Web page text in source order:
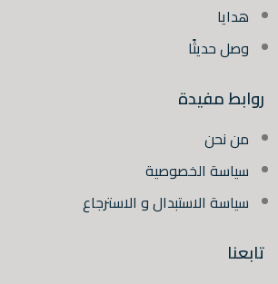
هدايا
وصل حديثًا
روابط مفيدة
من نحن
سياسة الخصوصية
سياسة الاستبدال و الاسترجاع
تابعنا